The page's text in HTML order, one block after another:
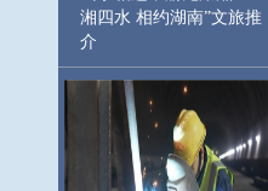
湘四水 相约湖南”文旅推
介